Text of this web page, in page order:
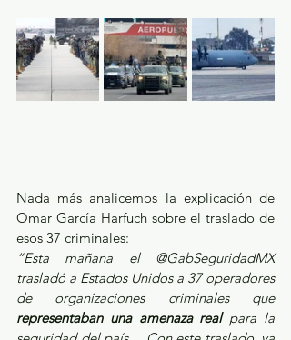
Nada más analicemos la explicación de
Omar García Harfuch sobre el traslado de
esos 37 criminales:
“Esta mañana el @GabSeguridadMX
trasladó a Estados Unidos a 37 operadores
de organizaciones criminales que
representaban una amenaza real para la